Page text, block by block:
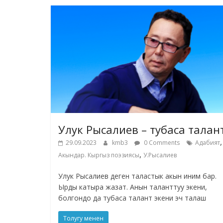
Улук Рысалиев – тубаса
29.09.2023 kmb3 0 Comments Адабият,
Акындар. Кыргыз поэзиясы, У.Рысалиев
Улук Рысалиев деген таластык акын иним бар.
Ырды катыра жазат. Анын таланттуу экени,
болгондо да тубаса талант экени эч талаш
Толугу менен